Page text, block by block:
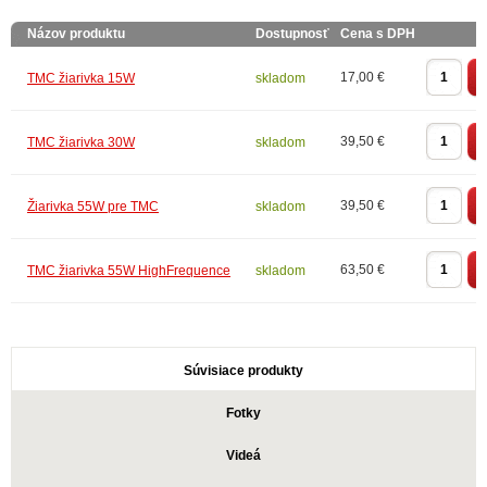
Názov produktu Dostupnosť Cena s DPH
TMC žiarivka 15W skladom 17,00 €
TMC žiarivka 30W skladom 39,50 €
Žiarivka 55W pre TMC skladom 39,50 €
TMC žiarivka 55W HighFrequence skladom 63,50 €
Súvisiace produkty
Fotky
Videá